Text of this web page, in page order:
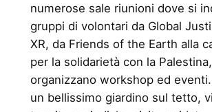
numerose sale riunioni dove si
gruppi di volontari da Global
XR, da Friends of the Earth alla
per la solidarietà con la
organizzano workshop ed
un bellissimo giardino sul tetto,